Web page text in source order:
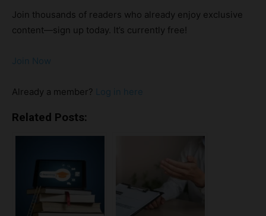
这一竞争环境中领先的策略建议。 Highlights了解泰国数字经
济的趋势适应泰国招聘市场的变化 了解泰国数字经济的趋势
响企业吸引和留住人才？ 答： 近年来，远程办公和灵活工作
生活平衡的期望发生了改变。如今，候选人更加看重工作生活
身心健康问题也越来越受到关注。那些能够适应这些变化的企
促使企业对数据分析、数字营销和人工智能解决方案等技能人
才的需求增加。随着数字化转型的推进，企业在招聘过程中需
要更加关注员工的技能提升和再培训。 问：企业在泰国招聘
时通常面临哪些挑战？如何克服这些挑战以吸引顶尖人才？
Join thousands of readers who already enjoy exclusive
content—sign up today. It’s currently free!
Join Now
Already a member? Log in here
Related Posts: